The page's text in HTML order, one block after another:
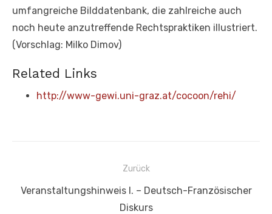
umfangreiche Bilddatenbank, die zahlreiche auch
noch heute anzutreffende Rechtspraktiken illustriert.
(Vorschlag: Milko Dimov)
Related Links
http://www-gewi.uni-graz.at/cocoon/rehi/
Beitragsnavigation
Zurück
Vorheriger
Veranstaltungshinweis I. – Deutsch-Französischer
Diskurs